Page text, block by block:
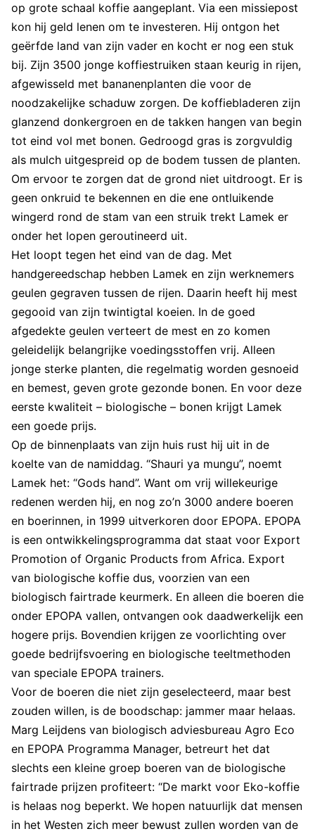
op grote schaal koffie aangeplant. Via een missiepost
kon hij geld lenen om te investeren. Hij ontgon het
geërfde land van zijn vader en kocht er nog een stuk
bij. Zijn 3500 jonge koffiestruiken staan keurig in rijen,
afgewisseld met bananenplanten die voor de
noodzakelijke schaduw zorgen. De koffiebladeren zijn
glanzend donkergroen en de takken hangen van begin
tot eind vol met bonen. Gedroogd gras is zorgvuldig
als mulch uitgespreid op de bodem tussen de planten.
Om ervoor te zorgen dat de grond niet uitdroogt. Er is
geen onkruid te bekennen en die ene ontluikende
wingerd rond de stam van een struik trekt Lamek er
onder het lopen geroutineerd uit.
Het loopt tegen het eind van de dag. Met
handgereedschap hebben Lamek en zijn werknemers
geulen gegraven tussen de rijen. Daarin heeft hij mest
gegooid van zijn twintigtal koeien. In de goed
afgedekte geulen verteert de mest en zo komen
geleidelijk belangrijke voedingsstoffen vrij. Alleen
jonge sterke planten, die regelmatig worden gesnoeid
en bemest, geven grote gezonde bonen. En voor deze
eerste kwaliteit – biologische – bonen krijgt Lamek
een goede prijs.
Op de binnenplaats van zijn huis rust hij uit in de
koelte van de namiddag. “Shauri ya mungu”, noemt
Lamek het: “Gods hand”. Want om vrij willekeurige
redenen werden hij, en nog zo’n 3000 andere boeren
en boerinnen, in 1999 uitverkoren door EPOPA. EPOPA
is een ontwikkelingsprogramma dat staat voor Export
Promotion of Organic Products from Africa. Export
van biologische koffie dus, voorzien van een
biologisch fairtrade keurmerk. En alleen die boeren die
onder EPOPA vallen, ontvangen ook daadwerkelijk een
hogere prijs. Bovendien krijgen ze voorlichting over
goede bedrijfsvoering en biologische teeltmethoden
van speciale EPOPA trainers.
Voor de boeren die niet zijn geselecteerd, maar best
zouden willen, is de boodschap: jammer maar helaas.
Marg Leijdens van biologisch adviesbureau Agro Eco
en EPOPA Programma Manager, betreurt het dat
slechts een kleine groep boeren van de biologische
fairtrade prijzen profiteert: “De markt voor Eko-koffie
is helaas nog beperkt. We hopen natuurlijk dat mensen
in het Westen zich meer bewust zullen worden van de